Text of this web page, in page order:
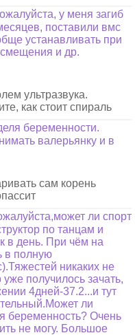
у меня загиб
поставили вмс
устанавливать при
и др.
ультразвука.
как стоит спираль
беременности.
валерьянку и в
сам корень
ли спорт
по танцам и
в день. При чём на
в полную
никаких не
получилось зачать,
4дней-37.2...и тут
ли
беременность? Очень
не могу. Большое